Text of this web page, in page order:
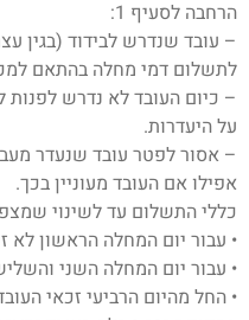
הרחבה לסעיף 1:
– עובד שנדרש לבידוד (בגין
לתשלום דמי מחלה בהתאם
– כיום העובד לא נדרש
על היעדרות.
– אסור לפטר עובד שנעדר
אפילו אם העובד מעוניין בכך.
כללי התשלום עד לשינוי
• עבור יום המחלה הראשון לא
• עבור יום המחלה השני והשלישי
• החל מהיום הרביעי זכאי